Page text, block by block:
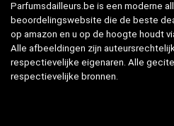
Parfumsdailleurs.be is een moderne
beoordelingswebsite die de beste
op amazon en u op de hoogte houdt
Alle afbeeldingen zijn
respectievelijke eigenaren. Alle
respectievelijke bronnen.